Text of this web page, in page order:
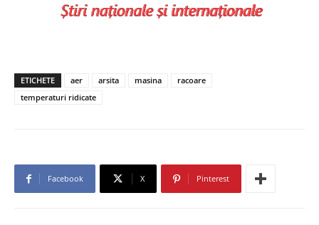
ETICHETE aer arsita masina
racoare
temperaturi ridicate
Facebook X Pinterest